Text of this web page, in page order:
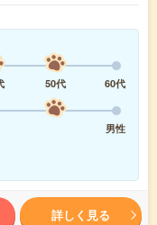
50代
60代
男性
詳しく見る